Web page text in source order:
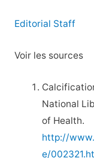
Editorial Staff
Voir les sources
National
of Health.
http://
e/